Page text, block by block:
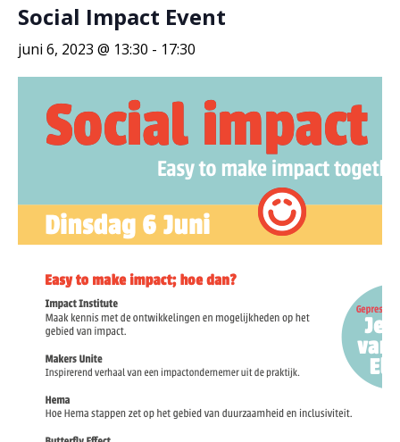
Social Impact Event
juni 6, 2023 @ 13:30 - 17:30